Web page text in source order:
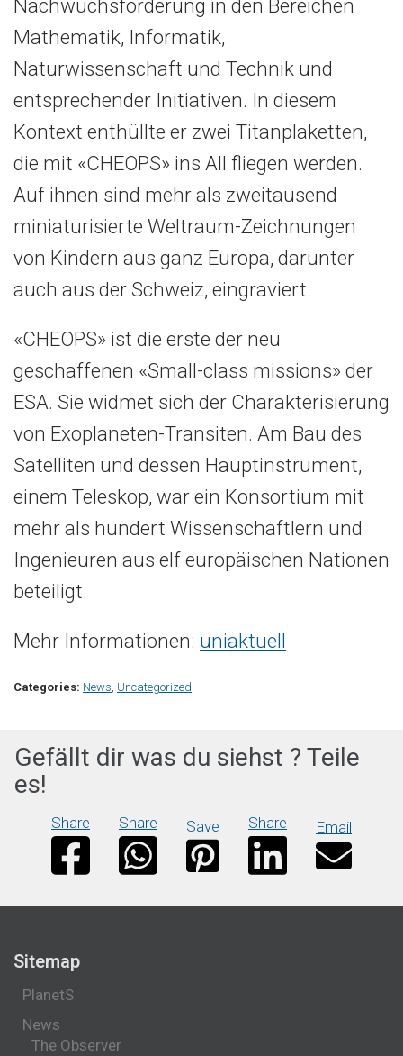
Nachwuchsförderung in den Bereichen
Mathematik, Informatik,
Naturwissenschaft und Technik und
entsprechender Initiativen. In diesem
Kontext enthüllte er zwei Titanplaketten,
die mit «CHEOPS» ins All fliegen werden.
Auf ihnen sind mehr als zweitausend
miniaturisierte Weltraum-Zeichnungen
von Kindern aus ganz Europa, darunter
auch aus der Schweiz, eingraviert.
«CHEOPS» ist die erste der neu
geschaffenen «Small-class missions» der
ESA. Sie widmet sich der Charakterisierung
von Exoplaneten-Transiten. Am Bau des
Satelliten und dessen Hauptinstrument,
einem Teleskop, war ein Konsortium mit
mehr als hundert Wissenschaftlern und
Ingenieuren aus elf europäischen Nationen
beteiligt.
Mehr Informationen: uniaktuell
Categories: News, Uncategorized
Gefällt dir was du siehst ? Teile
es!
Share Share Save Share Email
Sitemap
PlanetS
News
The Observer